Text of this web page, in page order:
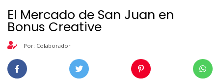
El Mercado de San Juan en
Bonus Creative
Por: Colaborador